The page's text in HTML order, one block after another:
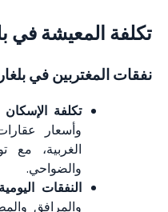
تكلفة المعيشة في
نفقات المغتربين في
تكلفة
وأسعار
الغربية،
والضواحي.
النفقات
والمرافق